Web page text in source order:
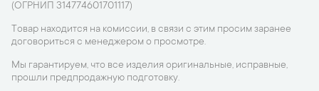
(ОГРНИП 314774601701117)
Товар находится на комиссии, в связи с этим просим заранее
договориться с менеджером о просмотре.
Мы гарантируем, что все изделия оригинальные, исправные,
прошли предпродажную подготовку.